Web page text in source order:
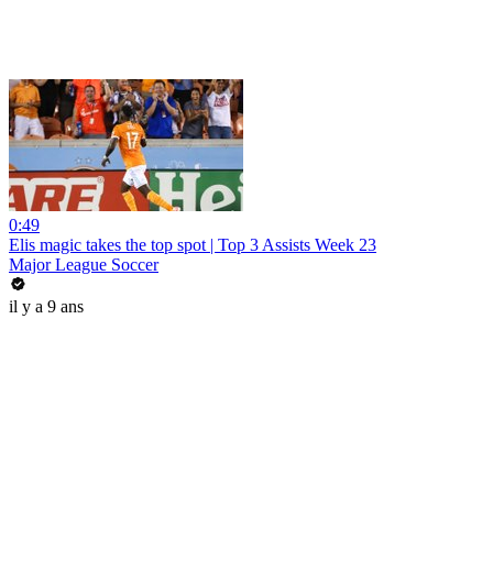
0:49
Elis magic takes the top spot | Top 3 Assists Week 23
Major League Soccer
il y a 9 ans